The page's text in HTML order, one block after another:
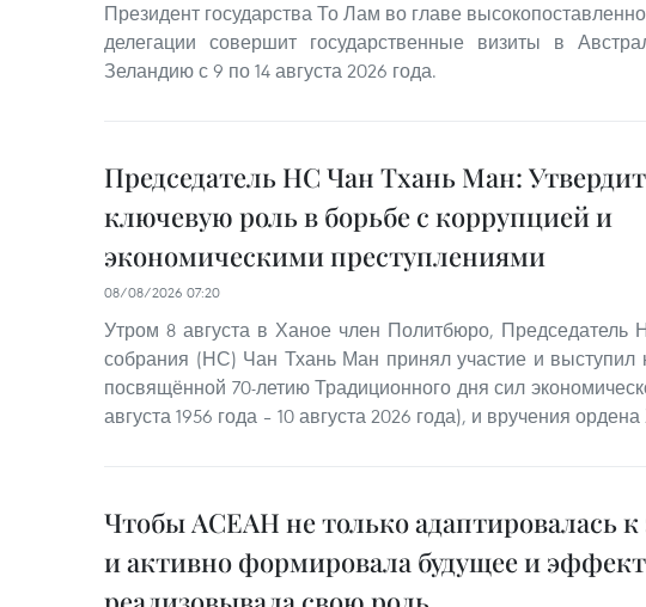
Президент государства То Лам во главе
делегации совершит государственные визиты в
Зеландию с 9 по 14 августа 2026 года.
Председатель НС Чан Тхань Ман:
ключевую роль в борьбе с коррупцией и
экономическими преступлениями
08/08/2026 07:20
Утром 8 августа в Ханое член Политбюро, Председатель
собрания (НС) Чан Тхань Ман принял участие и выступил
посвящённой 70-летию Традиционного дня сил
августа 1956 года – 10 августа 2026 года), и вручения
Чтобы АСЕАН не только адаптировалась к
и активно формировала будущее и